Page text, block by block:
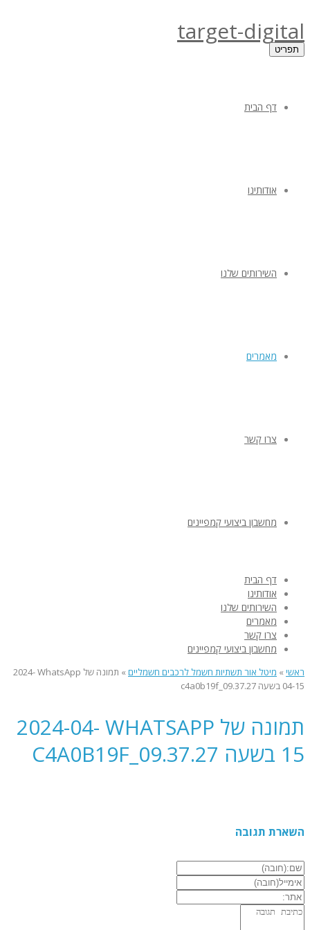
target-digital
תפריט
דף הבית
אודותינו
השירותים שלנו
מאמרים
צרו קשר
מחשבון ביצועי קמפיינים
דף הבית
אודותינו
השירותים שלנו
מאמרים
צרו קשר
מחשבון ביצועי קמפיינים
ראשי » מיטל אור תשתיות חשמל לרכבים חשמליים »
תמונה של WhatsApp‏ 2024-
04-15 בשעה 09.37.27_c4a0b19f
תמונה של WHATSAPP‏ 2024-04-
15 בשעה 09.37.27_C4A0B19F
השארת תגובה